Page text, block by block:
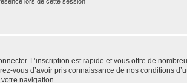
L’inscription est rapide et vous offre de
vous d’avoir pris connaissance de nos conditions
navigation.